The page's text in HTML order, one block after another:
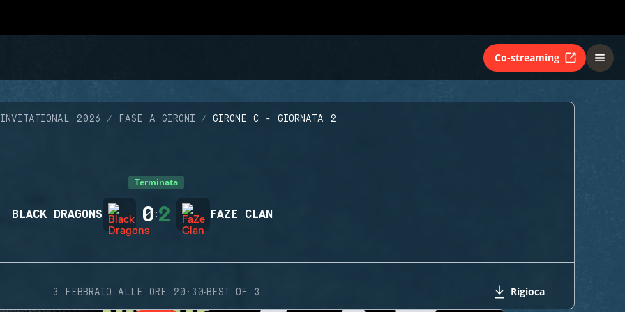
Co-streaming
2026 FASE A GIRONI GIRONE C - GIORNATA 2
Terminata
BLACK DRAGONS 0:2 FAZE CLAN
3 FEBBRAIO ALLE ORE 20:30·BEST OF 3 Rigioca